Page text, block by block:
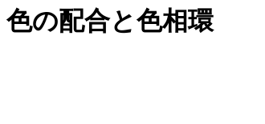
色の配合と色相環